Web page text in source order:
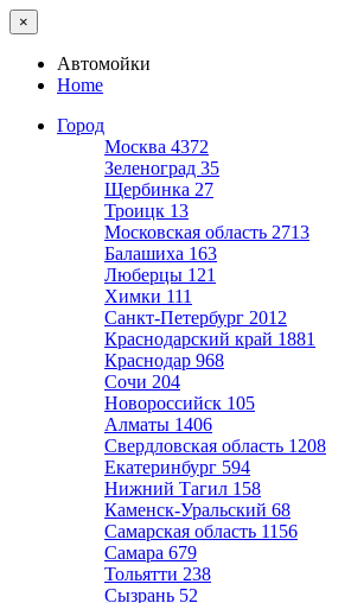
×
Автомойки
Home
Город
Москва 4372
Зеленоград 35
Щербинка 27
Троицк 13
Московская область 2713
Балашиха 163
Люберцы 121
Химки 111
Санкт-Петербург 2012
Краснодарский край 1881
Краснодар 968
Сочи 204
Новороссийск 105
Алматы 1406
Свердловская область 1208
Екатеринбург 594
Нижний Тагил 158
Каменск-Уральский 68
Самарская область 1156
Самара 679
Тольятти 238
Сызрань 52